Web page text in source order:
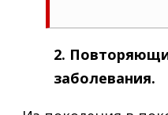
2.
заболевания.